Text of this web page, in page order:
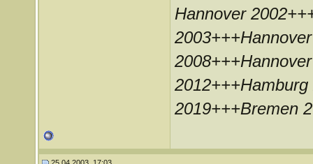
Hannover
2019+++Bremen